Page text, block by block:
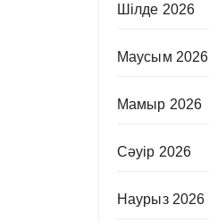
Шілде 2026
Маусым 2026
Мамыр 2026
Сәуір 2026
Наурыз 2026